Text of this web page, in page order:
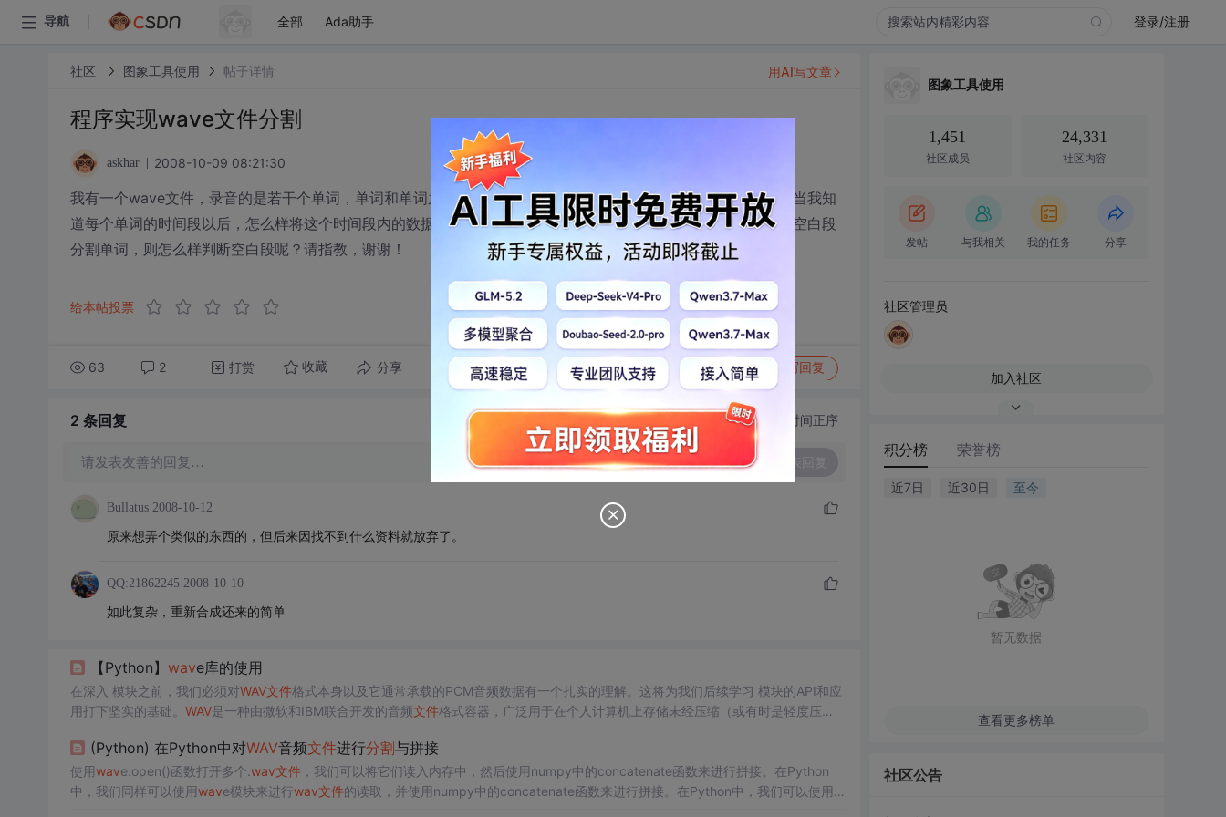
导航 全部 Ada助手 登录/注册
社区 图象工具使用 帖子详情
程序实现wave文件分割
askhar 2008-10-09 08:21:30
我有一个wave文件，录音的是若干个单词，单词和单词之间空白段。我想做的是通过程序将这些单词分割出来。当我知
道每个单词的时间段以后，怎么样将这个时间段内的数据从wave数据块中提取出来？如果根据单词和单词之间的空白段
分割单词，则怎么样判断空白段呢？请指教，谢谢！
给本帖投票
63 2 打赏 收藏 分享 转发到动态 举报 写回复
用AI写文章
2 条回复 切换为时间正序
请发表友善的回复…
Bullatus 2008-10-12
原来想弄个类似的东西的，但后来因找不到什么资料就放弃了。
QQ:21862245 2008-10-10
如此复杂，重新合成还来的简单
【Python】 wave库的使用
在深入 模块之前，我们必须对WAV文件格式本身以及它通常承载的PCM音频数据有一个扎实的理解。这将为我们后续学习 模块的API和应
用打下坚实的基础。 WAV是一种由微软和IBM联合开发的音频文件格式容器，广泛用于在个人计算机上存储未经压缩（或有时是轻度压
文件由一系列“块”(chunks)组成。每个块都有一个结构：一个WAV文件
(Python) 在Python中对WAV音频文件进行分割与拼接
使用wave.open()函数打开多个. wav文件，我们可以将它们读入内存中，然后使用numpy中的concatenate函数来进行拼接。在Python
中，我们同样可以使用wave模块来进行wav文件的读取，并使用numpy中的concatenate函数来进行拼接。在Python中，我们可以使用 w
图象工具使用
1,451
社区成员
24,331
社区内容
发帖 与我相关 我的任务 分享
社区管理员
加入社区
积分榜 荣誉榜
近7日 近30日 至今
暂无数据
查看更多榜单
社区公告